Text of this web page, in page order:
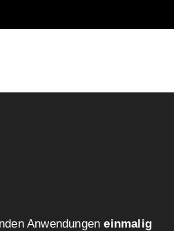
Anwendungeneinmalig